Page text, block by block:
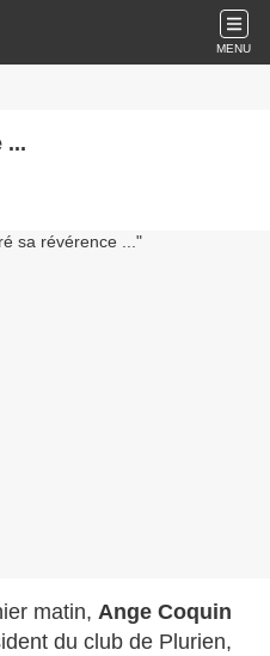
MENU
...
matin, Ange Coquin
du club de Plurien,